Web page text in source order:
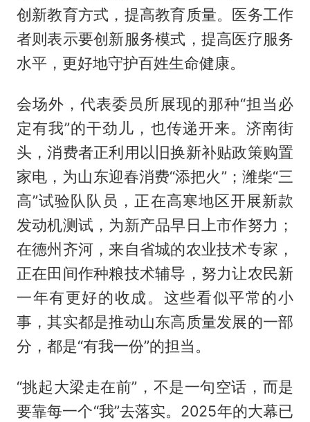
创新教育方式，提高教育质量。医务工作
者则表示要创新服务模式，提高医疗服务
水平，更好地守护百姓生命健康。
会场外，代表委员所展现的那种“担当必
定有我”的干劲儿，也传递开来。济南街
头，消费者正利用以旧换新补贴政策购置
家电，为山东迎春消费“添把火”；潍柴“三
高”试验队队员，正在高寒地区开展新款
发动机测试，为新产品早日上市作努力；
在德州齐河，来自省城的农业技术专家，
正在田间作种粮技术辅导，努力让农民新
一年有更好的收成。这些看似平常的小
事，其实都是推动山东高质量发展的一部
分，都是“有我一份”的担当。
“挑起大梁走在前”，不是一句空话，而是
要靠每一个“我”去落实。2025年的大幕已